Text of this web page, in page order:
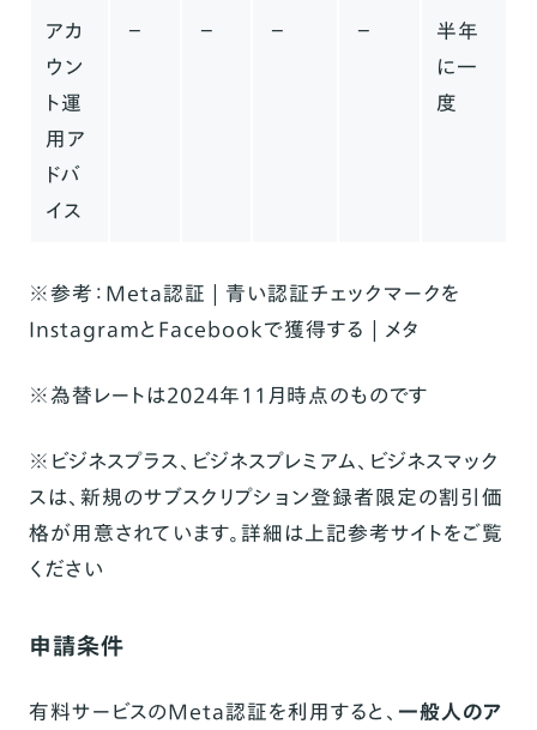
アカ
ウン
ト運
用ア
ドバ
イス
− − − −
半年
に一
度
※参考： Meta認証 | 青い認証チェックマークを
InstagramとFacebookで獲得する | メタ
※為替レートは2024年11月時点のものです
※ビジネスプラス、ビジネスプレミアム、ビジネスマック
スは、新規のサブスクリプション登録者限定の割引価
格が用意されています。詳細は上記参考サイトをご覧
ください
申請条件
有料サービスのMeta認証を利用すると、 一般人のア